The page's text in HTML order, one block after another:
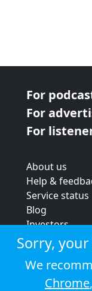
For
For
For
About us
Help &
Service status
Blog
Investors
Strategic
Terms &
Privacy policy
Cookie policy
Sorry,
We
Chrome,